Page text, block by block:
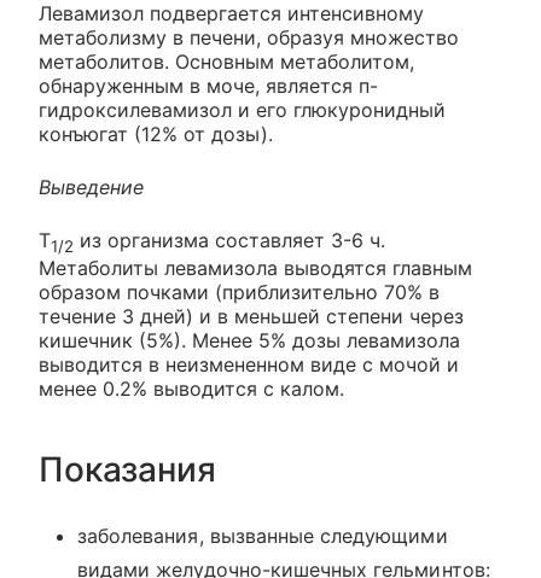
Левамизол подвергается интенсивному
метаболизму в печени, образуя множество
метаболитов. Основным метаболитом,
обнаруженным в моче, является п-
гидроксилевамизол и его глюкуронидный
конъюгат (12% от дозы).
Выведение
T1/2 из организма составляет 3-6 ч.
Метаболиты левамизола выводятся главным
образом почками (приблизительно 70% в
течение 3 дней) и в меньшей степени через
кишечник (5%). Менее 5% дозы левамизола
выводится в неизмененном виде с мочой и
менее 0.2% выводится с калом.
Показания
заболевания, вызванные следующими
видами желудочно-кишечных гельминтов: